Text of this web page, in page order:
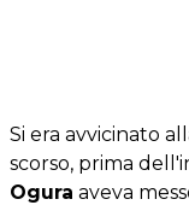
Si era avvicinato
scorso, prima
Ogura aveva